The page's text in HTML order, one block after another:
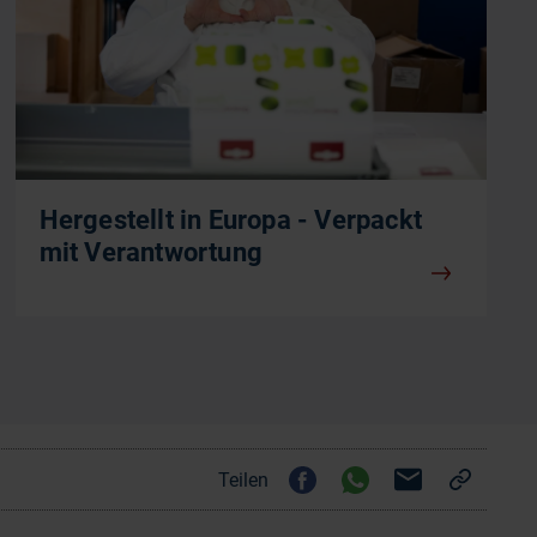
Hergestellt in Europa - Verpackt
mit Verantwortung
Teilen